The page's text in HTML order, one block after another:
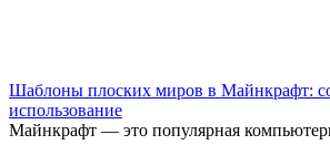
Шаблоны плоских миров в Майнкрафт:
использование
Майнкрафт — это популярная